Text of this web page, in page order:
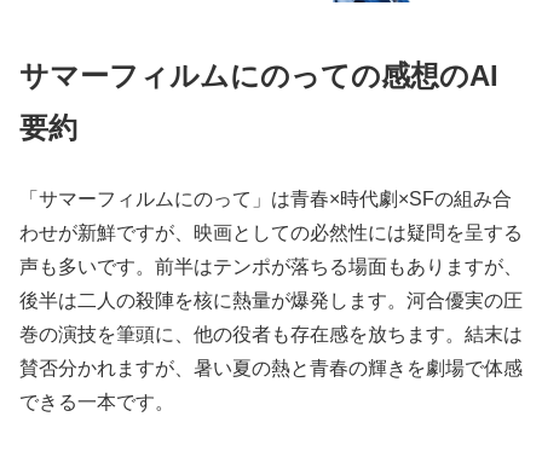
サマーフィルムにのっての感想のAI
要約
「サマーフィルムにのって」は青春×時代劇×SFの組み合
わせが新鮮ですが、映画としての必然性には疑問を呈する
声も多いです。前半はテンポが落ちる場面もありますが、
後半は二人の殺陣を核に熱量が爆発します。河合優実の圧
巻の演技を筆頭に、他の役者も存在感を放ちます。結末は
賛否分かれますが、暑い夏の熱と青春の輝きを劇場で体感
できる一本です。